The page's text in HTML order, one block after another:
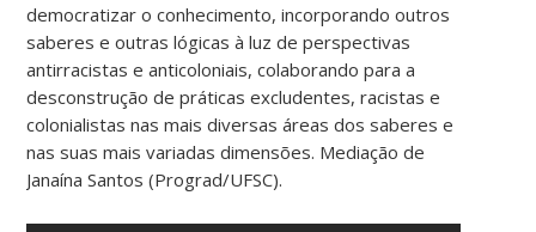
democratizar o conhecimento, incorporando outros
saberes e outras lógicas à luz de perspectivas
antirracistas e anticoloniais, colaborando para a
desconstrução de práticas excludentes, racistas e
colonialistas nas mais diversas áreas dos saberes e
nas suas mais variadas dimensões. Mediação de
Janaína Santos (Prograd/UFSC).